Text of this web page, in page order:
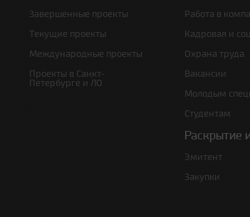
Завершенные проекты
Текущие проекты
Международные проекты
Проекты в Санкт-
Петербурге и ЛО
Работа в
Кадровая и
Охрана труда
Вакансии
Молодым
Студентам
Раскрытие
Эмитент
Закупки